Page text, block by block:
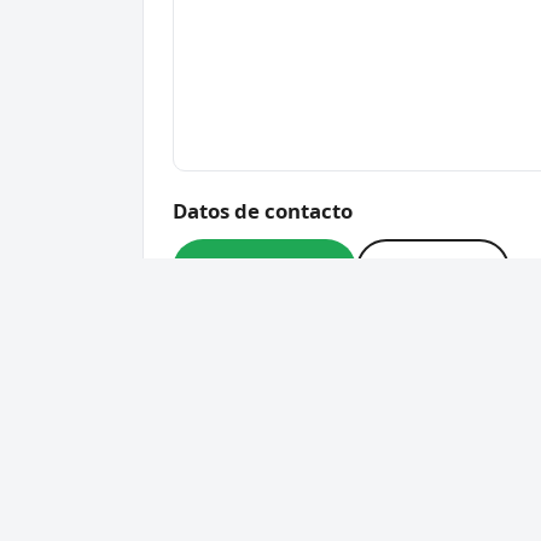
Datos de contacto